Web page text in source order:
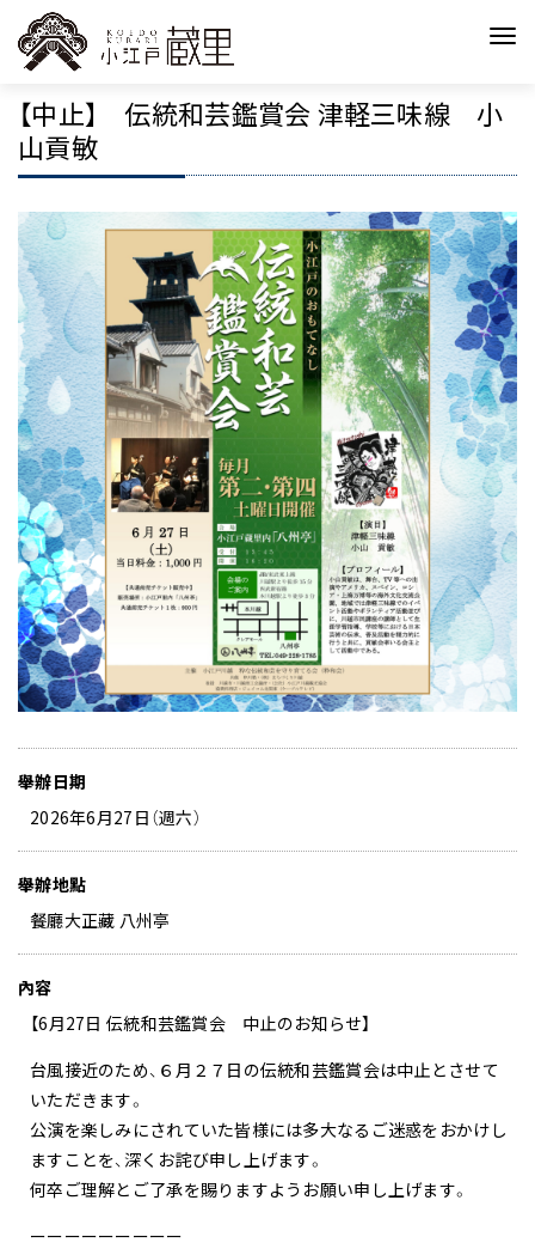
【中止】 伝統和芸鑑賞会 津軽三味線 小
山貢敏
舉辦日期
2026年6月27日（週六）
舉辦地點
餐廳大正藏 八州亭
內容
【6月27日 伝統和芸鑑賞会 中止のお知らせ】
台風接近のため、６月２７日の伝統和芸鑑賞会は中止とさせて
いただきます。
公演を楽しみにされていた皆様には多大なるご迷惑をおかけし
ますことを、深くお詫び申し上げます。
何卒ご理解とご了承を賜りますようお願い申し上げます。
ーーーーーーーーー